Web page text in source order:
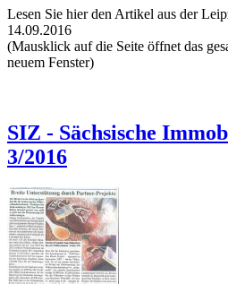
Lesen Sie hier den Artikel aus der
14.09.2016
(Mausklick auf die Seite öffnet das
neuem Fenster)
SIZ - Sächsische
3/2016